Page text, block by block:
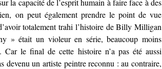
la capacité de l’esprit humain à faire face à des
on peut également prendre le point de vue
totalement trahi l’histoire de Billy Milligan
» était un violeur en série, beaucoup moins
. Car le final de cette histoire n’a pas été aussi
devenu un artiste peintre reconnu : au contraire,